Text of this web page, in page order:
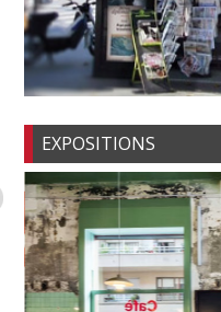
EXPOSITIONS